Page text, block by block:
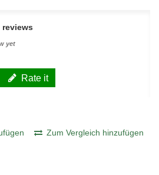
yet
Rate it
Zum Vergleich hinzufügen